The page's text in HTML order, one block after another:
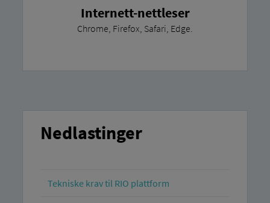
Internett-nettleser
Chrome, Firefox, Safari, Edge.
Nedlastinger
Tekniske krav til RIO plattform